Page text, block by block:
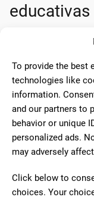
To provide the best
technologies like
information.
and our partners to
behavior or unique
personalized ads.
may adversely
Click below to
choices. Your
educativas
La integración de
aprendizaje. Las
organización
experiencia
Recursos
El acceso a
incluyen: